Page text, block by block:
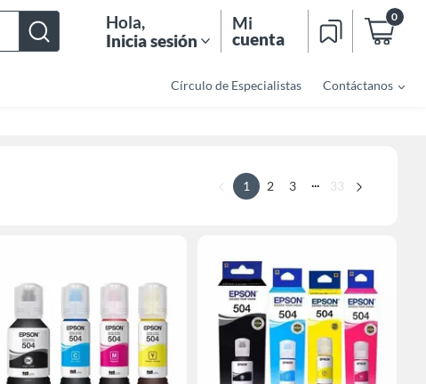
Hola,
Inicia sesión
Mi
cuenta
0
Círculo de Especialistas Contáctanos
1 2 3 ... 33